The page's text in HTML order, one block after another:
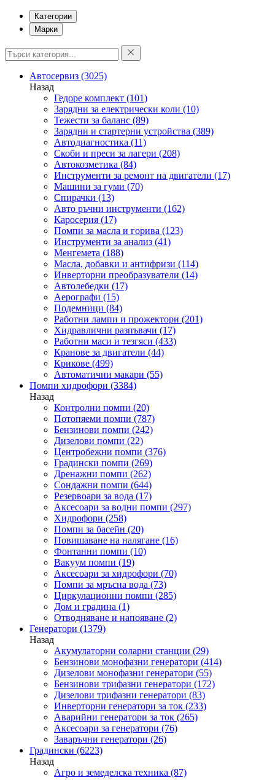
Категории
Марки
Автосервиз (3025)
Назад
Гедоре комплект (101)
Зарядни за електрически коли (10)
Тежести за баланс (89)
Зарядни и стартерни устройства (389)
Автодиагностика (11)
Скоби и преси за лагери (208)
Автокозметика (84)
Инструменти за ремонт на двигатели (17)
Машини за гуми (70)
Спирачки (13)
Авто ръчни инструменти (162)
Каросерия (17)
Помпи за масла и горива (123)
Инструменти за анализ (41)
Менгемета (188)
Масла, добавки и антифризи (114)
Инверторни преобразуватели (14)
Автолебедки (17)
Аерографи (15)
Подемници (84)
Работни лампи и прожектори (201)
Хидравлични разпъвачи (17)
Работни маси и тезгяси (433)
Кранове за двигатели (44)
Крикове (499)
Автоматични макари (55)
Помпи хидрофори (3384)
Назад
Контролни помпи (20)
Потопяеми помпи (787)
Бензинови помпи (242)
Дизелови помпи (22)
Центробежни помпи (376)
Градински помпи (269)
Дренажни помпи (262)
Сондажни помпи (644)
Резервоари за вода (17)
Аксесоари за водни помпи (297)
Хидрофори (258)
Помпи за басейн (20)
Повишаване на налягане (16)
Фонтанни помпи (10)
Вакуум помпи (19)
Аксесоари за хидрофори (70)
Помпи за мръсна вода (73)
Циркулационни помпи (285)
Дом и градина (1)
Отводняване и напояване (2)
Генератори (1379)
Назад
Акумулаторни соларни станции (29)
Бензинови монофазни генератори (414)
Дизелови монофазни генератори (55)
Бензинови трифазни генератори (172)
Дизелови трифазни генератори (83)
Инверторни генератори за ток (233)
Аварийни генератори за ток (265)
Аксесоари за генератори (76)
Заваръчни генератори (26)
Градински (6223)
Назад
Агро и земеделска техника (87)